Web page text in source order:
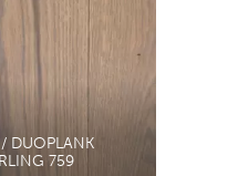
DUOPLANK
759